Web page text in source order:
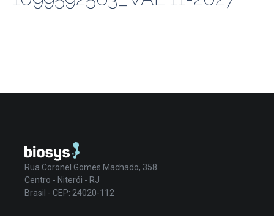
Rua Coronel Gomes Machado, 358
Centro - Niterói - RJ
Brasil - CEP: 24020-112